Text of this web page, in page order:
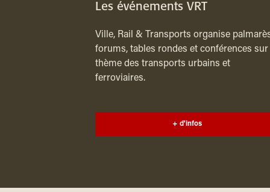
Les événements VRT
Ville, Rail & Transports organise
forums, tables rondes et conférences sur
thème des transports urbains et
ferroviaires.
+ d'infos